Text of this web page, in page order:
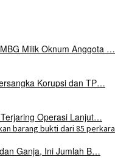
Milik Oknum Anggota …
Korupsi dan TP…
Operasi Lanjut…
Ganja, Ini Jumlah B…